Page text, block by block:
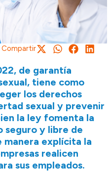
Compartir
de garantía
tiene como
los derechos
sexual y prevenir
la ley fomenta la
seguro y libre de
manera explícita la
realicen
sus empleados.